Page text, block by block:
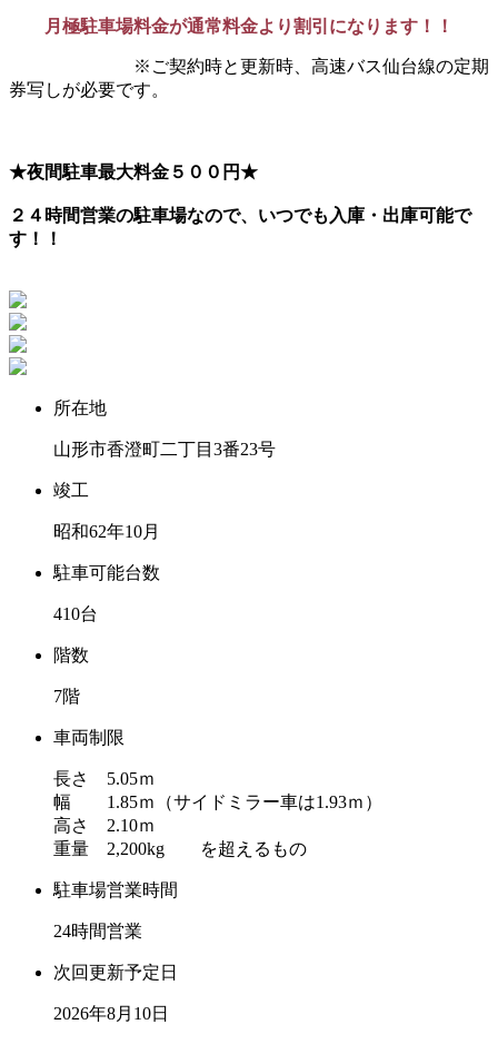
月極駐車場料金が通常料金より割引になります！！
※ご契約時と更新時、高速バス仙台線の定期
券写しが必要です。
★夜間駐車最大料金５００円★
２４時間営業の駐車場なので、いつでも入庫・出庫可能で
す！！
所在地
山形市香澄町二丁目3番23号
竣工
昭和62年10月
駐車可能台数
410台
階数
7階
車両制限
長さ 5.05ｍ
幅 1.85ｍ（サイドミラー車は1.93ｍ）
高さ 2.10ｍ
重量 2,200kg を超えるもの
駐車場営業時間
24時間営業
次回更新予定日
2026年8月10日